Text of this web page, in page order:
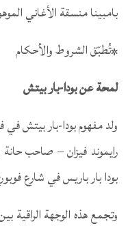
بامبينا منسقة الأغاني
*تُطبّق الشروط والأحكام
لمحة عن بودا-بار بيتش
رايموند فيزان – صاحب
بودا بار باريس في شارع
وتجمع هذه الوجهة الراقية